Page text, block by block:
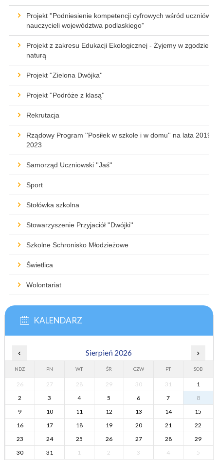
Projekt ''Podniesienie kompetencji cyfrowych wśród uczniów i
nauczycieli województwa podlaskiego''
Projekt z zakresu Edukacji Ekologicznej - Żyjemy w zgodzie z
naturą
Projekt ''Zielona Dwójka''
Projekt ''Podróże z klasą''
Rekrutacja
Rządowy Program ''Posiłek w szkole i w domu'' na lata 2019-
2023
Samorząd Uczniowski ''Jaś''
Sport
Stołówka szkolna
Stowarzyszenie Przyjaciół ''Dwójki''
Szkolne Schronisko Młodzieżowe
Świetlica
Wolontariat
KALENDARZ
‹ Sierpień 2026 ›
NDZ PN WT ŚR CZW PT SOB
26 27 28 29 30 31
1
2
3 4 5 6 7
8
9
10 11 12 13 14
15
16
17 18 19 20 21
22
23
24 25 26 27 28
29
30
31 1 2 3 4 5